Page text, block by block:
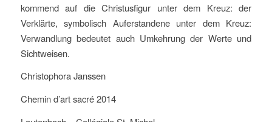
kommend auf die Christusfigur unter dem Kreuz: der
Verklärte, symbolisch Auferstandene unter dem Kreuz:
Verwandlung bedeutet auch Umkehrung der Werte und
Sichtweisen.
Christophora Janssen
Chemin d’art sacré 2014